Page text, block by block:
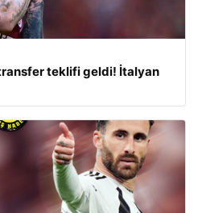
teklifi geldi! İtalyan